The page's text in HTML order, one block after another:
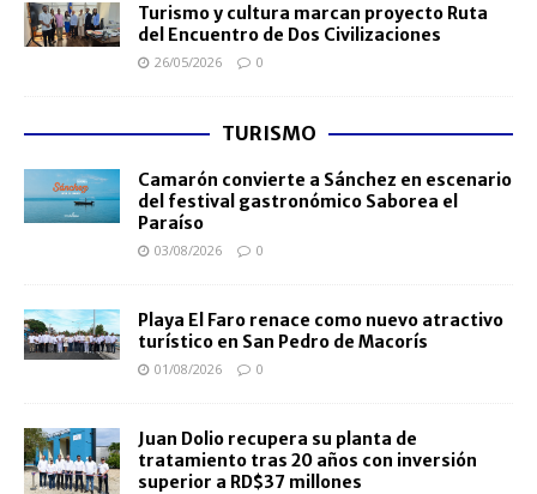
Turismo y cultura marcan proyecto Ruta
del Encuentro de Dos Civilizaciones
26/05/2026 0
TURISMO
Camarón convierte a Sánchez en escenario
del festival gastronómico Saborea el
Paraíso
03/08/2026 0
Playa El Faro renace como nuevo atractivo
turístico en San Pedro de Macorís
01/08/2026 0
Juan Dolio recupera su planta de
tratamiento tras 20 años con inversión
superior a RD$37 millones